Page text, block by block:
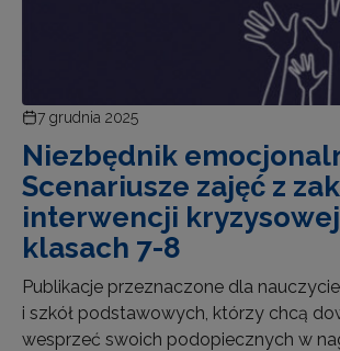
7 grudnia 2025
Niezbędnik
Scenariusze zajęć z
interwencji
klasach 7-8
Publikacje przeznaczone dla
i szkół podstawowych, którzy chcą
wesprzeć swoich podopiecznych w